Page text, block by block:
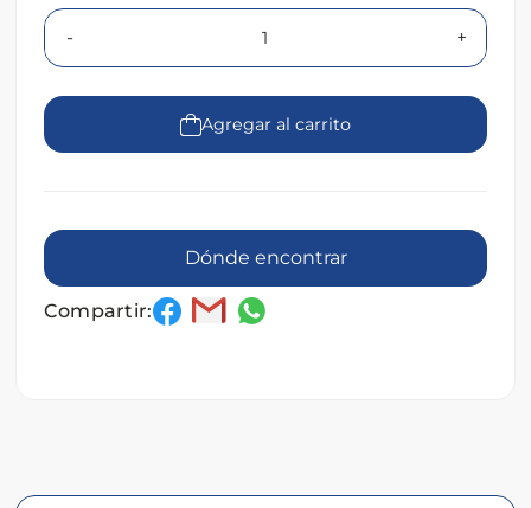
- +
Agregar al carrito
Dónde encontrar
Compartir: